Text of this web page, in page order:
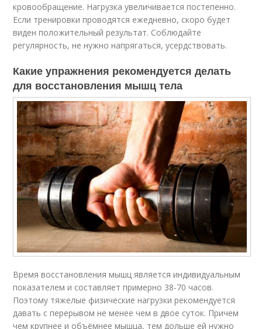
кровообращение. Нагрузка увеличивается постепенно.
Если тренировки проводятся ежедневно, скоро будет
виден положительный результат. Соблюдайте
регулярность, не нужно напрягаться, усердствовать.
Какие упражнения рекомендуется делать
для восстановления мышц тела
Время восстановления мышц является индивидуальным
показателем и составляет примерно 38-70 часов.
Поэтому тяжелые физические нагрузки рекомендуется
давать с перерывом не менее чем в двое суток. Причем
чем крупнее и объёмнее мышца, тем дольше ей нужно